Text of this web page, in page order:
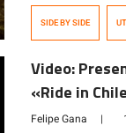
mundial para
SIDE BY SIDE
Video:
«Ride in
Enduro y el
Felipe Gana |